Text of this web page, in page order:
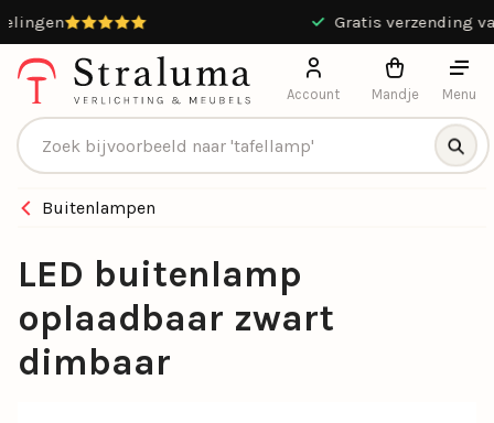
9.4 / 10 uit 13551 beoordelingen
Producten zoeken
Account Mandje Menu
Buitenlampen
LED buitenlamp
oplaadbaar zwart
dimbaar